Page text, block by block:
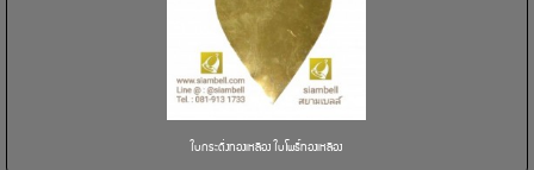
ใบกระดิ่งทองเหลือง ใบโพธิ์ทองเหลือง